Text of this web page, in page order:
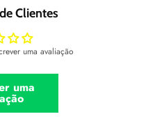
Clientes
uma avaliação
uma